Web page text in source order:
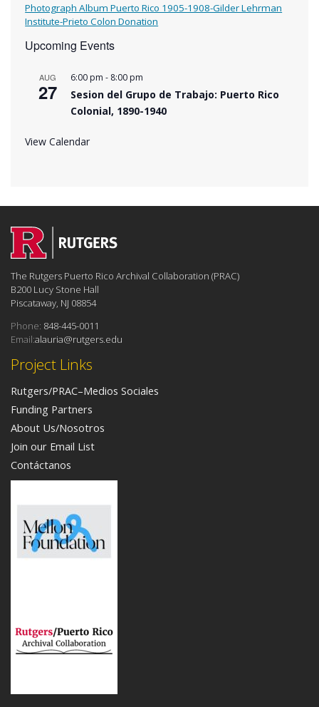
Photograph Album Puerto Rico 1905-1908-Gilder Lehrman
Institute-Prieto Colon Donation
Upcoming Events
AUG
27
6:00 pm - 8:00 pm
Sesion del Grupo de Trabajo: Puerto Rico
Colonial, 1890-1940
View Calendar
Project Links
Rutgers/PRAC–Medios Sociales
Funding Partners
About Us/Nosotros
Join our Email List
Contáctanos
The Rutgers Puerto Rico Archival Collaboration (PRAC)
B200 Lucy Stone Hall
Piscataway, NJ 08854
Phone: 848-445-0011
Email:alauria@rutgers.edu